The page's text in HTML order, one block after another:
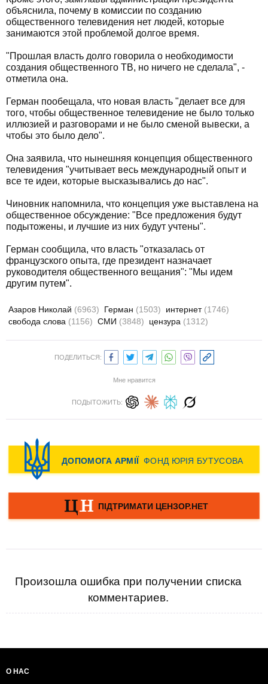
объяснила, почему в комиссии по созданию
общественного телевидения нет людей, которые
занимаются этой проблемой долгое время.
"Прошлая власть долго говорила о необходимости
создания общественного ТВ, но ничего не сделала", -
отметила она.
Герман пообещала, что новая власть "делает все для
того, чтобы общественное телевидение не было только
иллюзией и разговорами и не было сменой вывески, а
чтобы это было дело".
Она заявила, что нынешняя концепция общественного
телевидения "учитывает весь международный опыт и
все те идеи, которые высказывались до нас".
Чиновник напомнила, что концепция уже выставлена на
общественное обсуждение: "Все предложения будут
подытожены, и лучшие из них будут учтены".
Герман сообщила, что власть "отказалась от
французского опыта, где президент назначает
руководителя общественного вещания": "Мы идем
другим путем".
Азаров Николай (6963) Герман (1503) интернет (1746)
свобода слова (1156) СМИ (3848) цензура (1312)
ПОДЕЛИТЬСЯ:
Мне нравится
ПОДЫТОЖИТЬ:
Произошла ошибка при получении списка
комментариев.
О НАС